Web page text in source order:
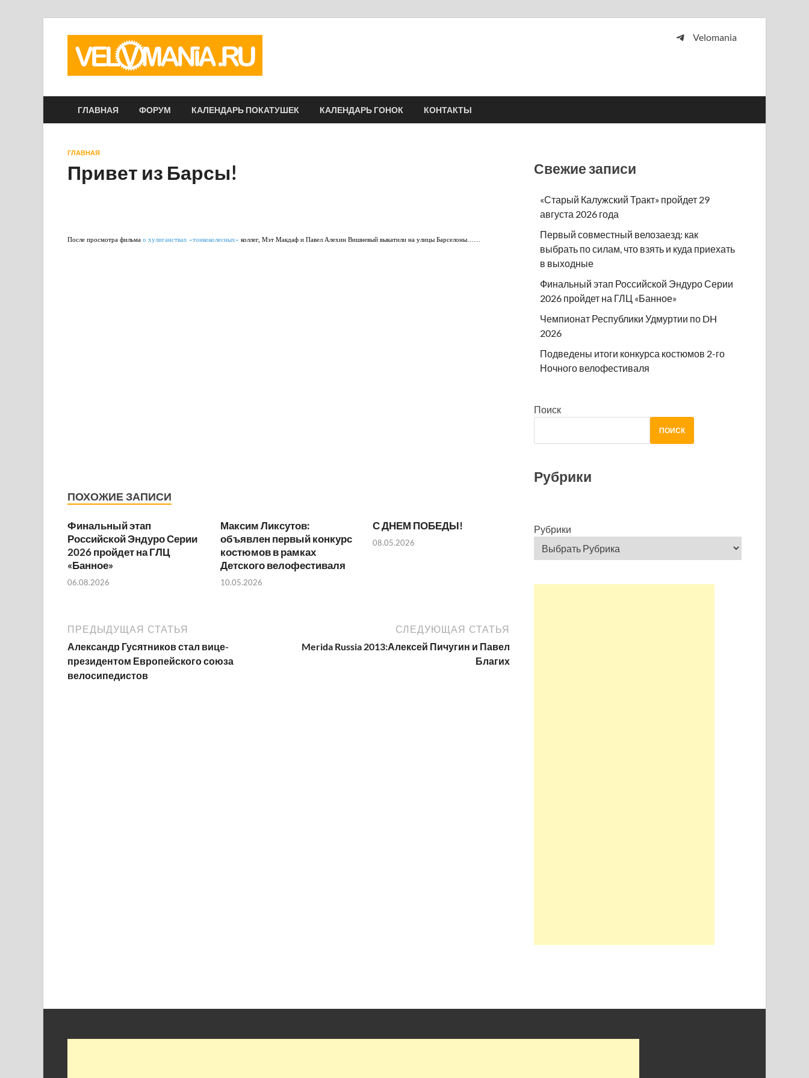
Velomania
ГЛАВНАЯ ФОРУМ КАЛЕНДАРЬ ПОКАТУШЕК КАЛЕНДАРЬ ГОНОК КОНТАКТЫ
ГЛАВНАЯ
Привет из Барсы!
После просмотра фильма о хулиганствах «тонкоколесных» коллег, Мэт Макдаф и Павел Алехин Вишневый выкатили на улицы Барселоны……
ПОХОЖИЕ ЗАПИСИ
Финальный этап
Российской Эндуро Серии
2026 пройдет на ГЛЦ
«Банное»
06.08.2026
Максим Ликсутов:
объявлен первый конкурс
костюмов в рамках
Детского велофестиваля
10.05.2026
С ДНЕМ ПОБЕДЫ!
08.05.2026
ПРЕДЫДУЩАЯ СТАТЬЯ
Александр Гусятников стал вице-
президентом Европейского союза
велосипедистов
СЛЕДУЮЩАЯ СТАТЬЯ
Merida Russia 2013:Алексей Пичугин и Павел
Благих
Свежие записи
«Старый Калужский Тракт» пройдет 29
августа 2026 года
Первый совместный велозаезд: как
выбрать по силам, что взять и куда приехать
в выходные
Финальный этап Российской Эндуро Серии
2026 пройдет на ГЛЦ «Банное»
Чемпионат Республики Удмуртии по DH
2026
Подведены итоги конкурса костюмов 2-го
Ночного велофестиваля
Поиск
ПОИСК
Рубрики
Рубрики